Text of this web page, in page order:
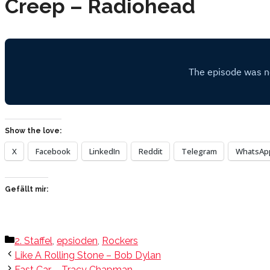
Creep – Radiohead
Show the love:
X Facebook LinkedIn Reddit Telegram
Gefällt mir:
Kategorien
2. Staffel, epsioden, Rockers
Like A Rolling Stone – Bob Dylan